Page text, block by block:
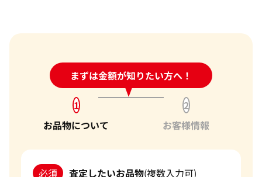
まずは金額が知りたい方へ！
24時間受付中!問い合わせフォーム
1
お品物について
2
お客様情報
必須 査定したいお品物(複数入力可)